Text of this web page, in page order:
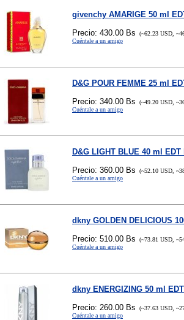
givenchy AMARIGE 50 ml
Precio: 430.00 Bs (~62.23 USD,
Cuéntale a un amigo
D&G POUR FEMME 25 ml
Precio: 340.00 Bs (~49.20 USD,
Cuéntale a un amigo
D&G LIGHT BLUE 40 ml
Precio: 360.00 Bs (~52.10 USD,
Cuéntale a un amigo
dkny GOLDEN DELICIOUS
Precio: 510.00 Bs (~73.81 USD,
Cuéntale a un amigo
dkny ENERGIZING 50 ml
Precio: 260.00 Bs (~37.63 USD,
Cuéntale a un amigo